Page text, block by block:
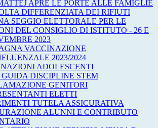
APRE LE PORTE ALLE FAMIGLIE
DIFFERENZIATA DEI RIFIUTI
SEGGIO ELETTORALE PER LE
DEL CONSIGLIO DI ISTITUTO - 26 E
2023
VACCINAZIONE
2023/2024
ADOLESCENTI
DISCIPLINE STEM
GENITORI
ELETTI
TUTELA ASSICURATIVA
ALUNNI E CONTRIBUTO